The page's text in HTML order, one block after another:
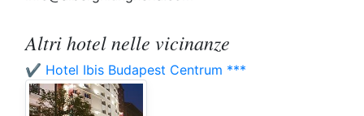
Altri hotel nelle vicinanze
✔️ Hotel Ibis Budapest Centrum ***